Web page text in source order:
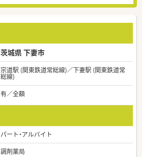
茨城県 下妻市
宗道駅 (関東鉄道常総線)／下妻駅 (関東鉄道常
総線)
有／全額
パート・アルバイト
調剤薬局